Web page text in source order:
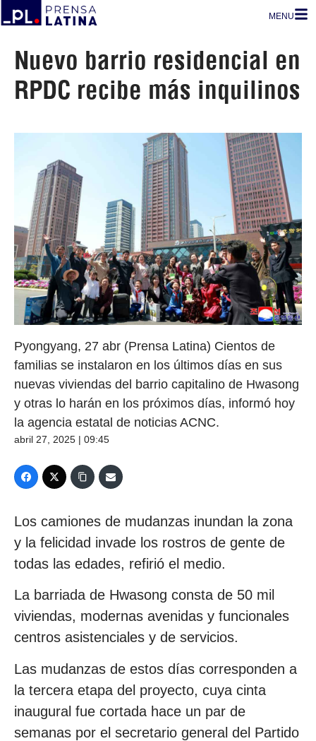
MENU
Nuevo barrio residencial en
RPDC recibe más inquilinos
Pyongyang, 27 abr (Prensa Latina) Cientos de
familias se instalaron en los últimos días en sus
nuevas viviendas del barrio capitalino de Hwasong
y otras lo harán en los próximos días, informó hoy
la agencia estatal de noticias ACNC.
abril 27, 2025 | 09:45
Los camiones de mudanzas inundan la zona
y la felicidad invade los rostros de gente de
todas las edades, refirió el medio.
La barriada de Hwasong consta de 50 mil
viviendas, modernas avenidas y funcionales
centros asistenciales y de servicios.
Las mudanzas de estos días corresponden a
la tercera etapa del proyecto, cuya cinta
inaugural fue cortada hace un par de
semanas por el secretario general del Partido